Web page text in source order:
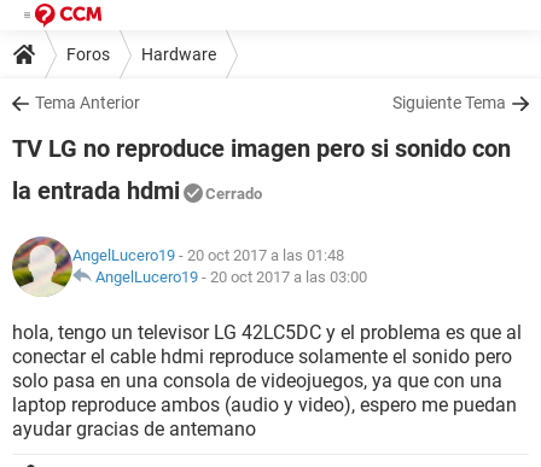
Foros Hardware
Tema Anterior Siguiente Tema
TV LG no reproduce imagen pero si sonido con
la entrada hdmi
Cerrado
AngelLucero19 - 20 oct 2017 a las 01:48
AngelLucero19 - 20 oct 2017 a las 03:00
hola, tengo un televisor LG 42LC5DC y el problema es que al
conectar el cable hdmi reproduce solamente el sonido pero
solo pasa en una consola de videojuegos, ya que con una
laptop reproduce ambos (audio y video), espero me puedan
ayudar gracias de antemano